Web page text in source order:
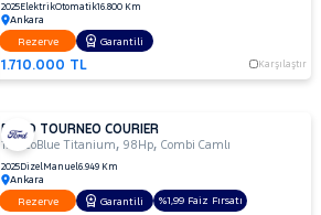
2025ElektrikOtomatik16.800 Km
Ankara
1.710.000 TL Karşılaştır
Rezerve Garantili
FORD TOURNEO COURIER
1.5 EcoBlue Titanium,98Hp,Combi Camlı
2025DizelManuel6.949 Km
Ankara
Rezerve Garantili %1,99 Faiz Fırsatı